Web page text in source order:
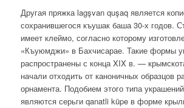
Другая пряжка lagşvan quşaq является
сохранившегося къушак баша 30-х годов.
имеет клеймо, согласно которому
«Къуюмджи» в Бахчисарае. Такие формы
распространены с конца XIX в. —
начали отходить от каноничных образцов
орнамента. Подобием этого типа
являются серьги qanatli küpe в форме